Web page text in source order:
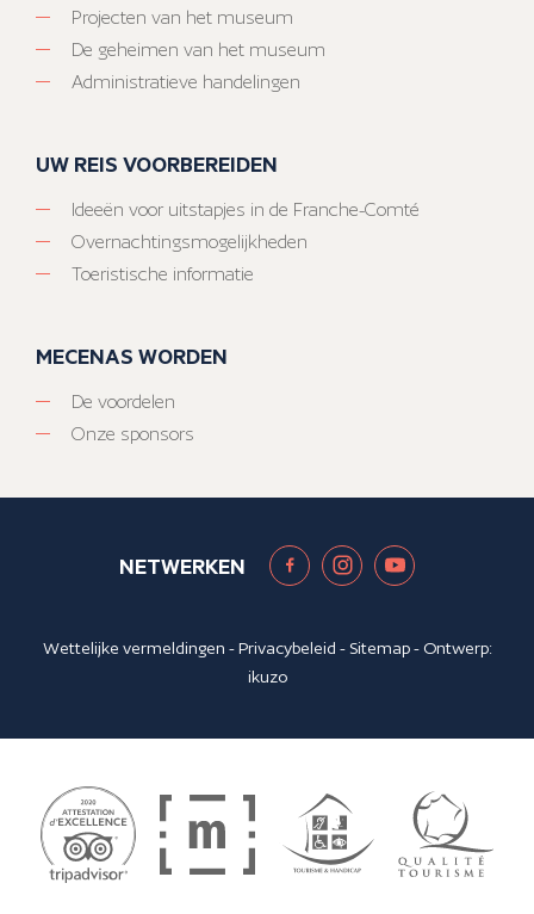
Projecten van het museum
De geheimen van het museum
Administratieve handelingen
UW REIS VOORBEREIDEN
Ideeën voor uitstapjes in de Franche-Comté
Overnachtingsmogelijkheden
Toeristische informatie
MECENAS WORDEN
De voordelen
Onze sponsors
NETWERKEN
Wettelijke vermeldingen -Privacybeleid - Sitemap- Ontwerp:
ikuzo